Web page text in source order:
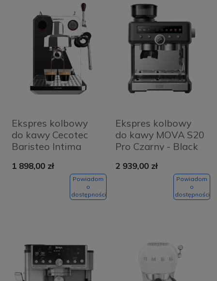
Ekspres kolbowy
do kawy Cecotec
Baristeo Intima
1 898,00 zł
Powiadom
o
dostępności
Ekspres kolbowy
do kawy MOVA S20
Pro Czarny - Black
2 939,00 zł
Powiadom
o
dostępności